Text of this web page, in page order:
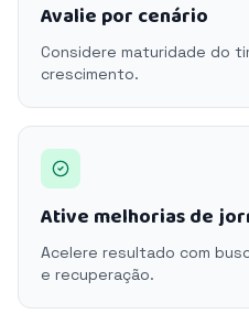
Avalie por cenário
Considere maturidade do
crescimento.
Ative melhorias de
Acelere resultado com
e recuperação.